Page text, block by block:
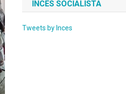
INCES SOCIALISTA
Tweets by Inces